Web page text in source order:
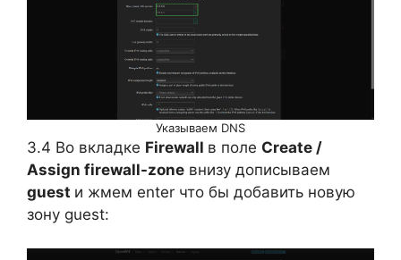
Указываем DNS
3.4 Во вкладке Firewall в поле Create /
Assign firewall-zone внизу дописываем
guest и жмем enter что бы добавить новую
зону guest: